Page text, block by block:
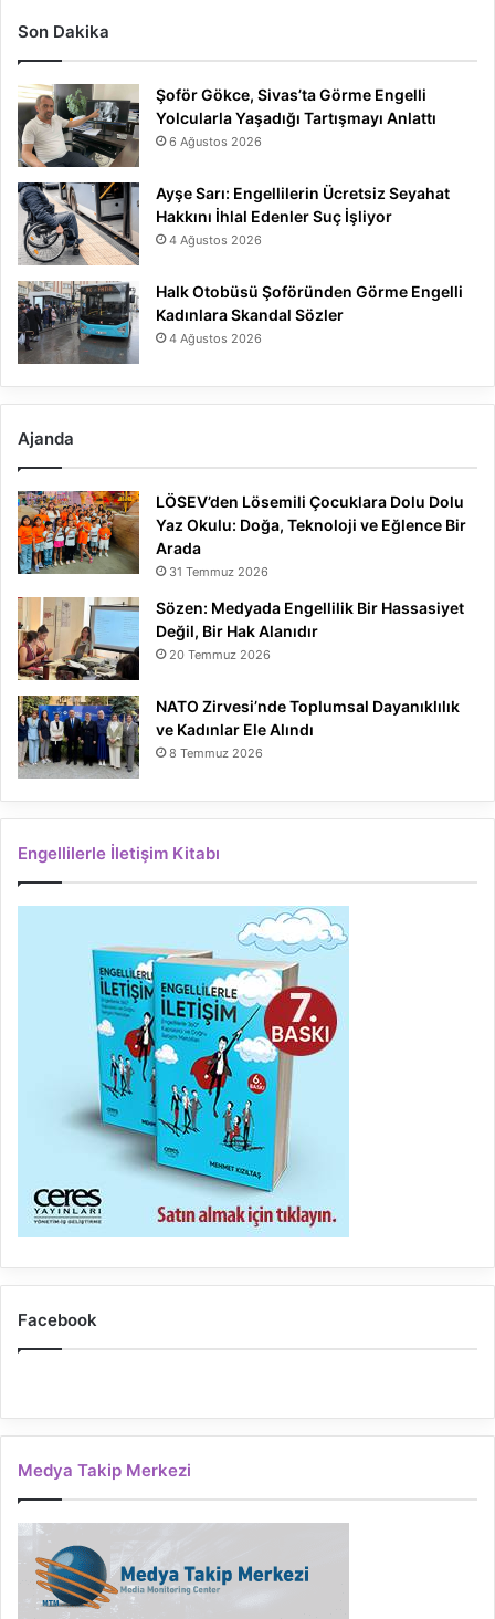
Son Dakika
Şoför Gökce, Sivas’ta Görme Engelli
Yolcularla Yaşadığı Tartışmayı Anlattı
6 Ağustos 2026
Ayşe Sarı: Engellilerin Ücretsiz Seyahat
Hakkını İhlal Edenler Suç İşliyor
4 Ağustos 2026
Halk Otobüsü Şoföründen Görme Engelli
Kadınlara Skandal Sözler
4 Ağustos 2026
Ajanda
LÖSEV’den Lösemili Çocuklara Dolu Dolu
Yaz Okulu: Doğa, Teknoloji ve Eğlence Bir
Arada
31 Temmuz 2026
Sözen: Medyada Engellilik Bir Hassasiyet
Değil, Bir Hak Alanıdır
20 Temmuz 2026
NATO Zirvesi’nde Toplumsal Dayanıklılık
ve Kadınlar Ele Alındı
8 Temmuz 2026
Engellilerle İletişim Kitabı
Facebook
Medya Takip Merkezi